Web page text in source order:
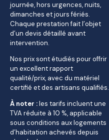
journée, hors urgences, nuits,
dimanches et jours fériés.
Chaque prestation fait l’objet
d’un devis détaillé avant
intervention.
Nos prix sont étudiés pour offrir
un excellent rapport
qualité/prix, avec du matériel
certifié et des artisans qualifiés.
À noter :les tarifs incluent une
TVA réduite à 10 %, applicable
sous conditions aux logements
d’habitation achevés depuis